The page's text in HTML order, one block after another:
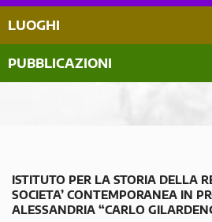
LUOGHI
PUBBLICAZIONI
ISTITUTO PER LA STORIA DELLA
SOCIETA’ CONTEMPORANEA IN
ALESSANDRIA “CARLO